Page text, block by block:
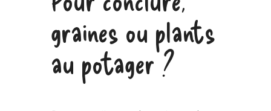
graines ou plants
au potager ?